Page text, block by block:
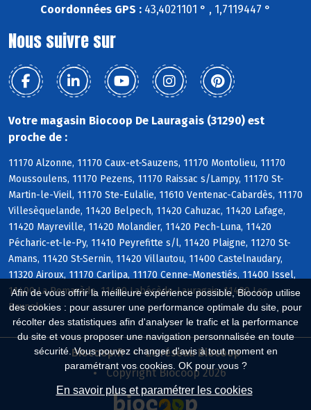
Afin de vous offrir la meilleure expérience possible, Biocoop utilise
des cookies : pour assurer une performance optimale du site, pour
récolter des statistiques afin d'analyser le trafic et la performance
du site et vous proposer une navigation personnalisée en toute
sécurité. Vous pouvez changer d'avis à tout moment en
paramétrant vos cookies. OK pour vous ?
En savoir plus et paramétrer les cookies
Coordonnées GPS : 43,4021101 ° , 1,7119447 °
Nous suivre sur
Votre magasin Biocoop De Lauragais (31290) est
proche de :
11170 Alzonne, 11170 Caux-et-Sauzens, 11170 Montolieu, 11170
Moussoulens, 11170 Pezens, 11170 Raissac s/Lampy, 11170 St-
Martin-le-Vieil, 11170 Ste-Eulalie, 11610 Ventenac-Cabardès, 11170
Villesèquelande, 11420 Belpech, 11420 Cahuzac, 11420 Lafage,
11420 Mayreville, 11420 Molandier, 11420 Pech-Luna, 11420
Pécharic-et-le-Py, 11410 Peyrefitte s/l, 11420 Plaigne, 11270 St-
Amans, 11420 St-Sernin, 11420 Villautou, 11400 Castelnaudary,
11320 Airoux, 11170 Carlipa, 11170 Cenne-Monestiés, 11400 Issel,
11400 La Pomarède, 11400 Labécède-Lauragais, 11400 Les
Brunels
Biocoop.fr
Le réseau Biocoop
Copyright Biocoop 2026